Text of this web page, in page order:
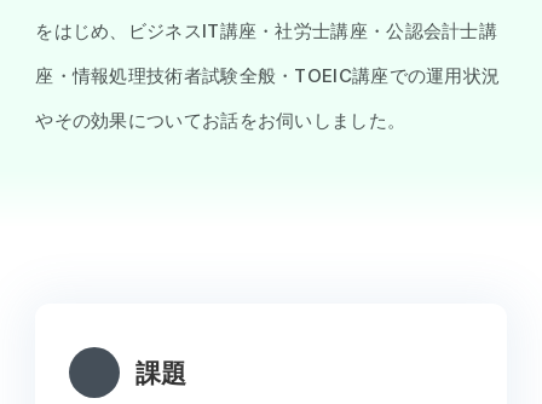
をはじめ、ビジネスIT講座・社労士講座・公認会計士講
座・情報処理技術者試験全般・TOEIC講座での運用状況
やその効果についてお話をお伺いしました。
課題